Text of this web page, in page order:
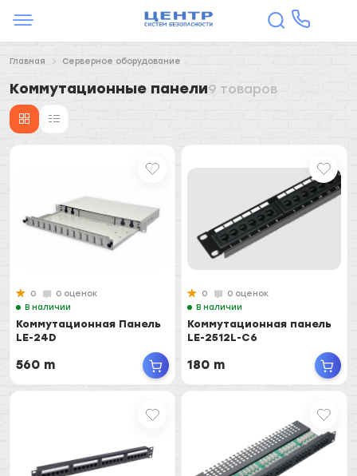
Главная Серверное оборудование
Коммутационные панели9 товаров
0
0 оценок
В наличии
Коммутационная Панель
LE-24D
560 m
0
0 оценок
В наличии
Коммутационная панель
LE-2512L-C6
180 m